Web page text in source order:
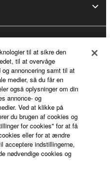
til at sikre den
til at overvåge
annoncering samt til at
medier, så du får en
også oplysninger om din
annonce- og
Ved at klikke på
du brugen af cookies og
for cookies" for at få
eller for at ændre
acceptere indstillingerne,
nødvendige cookies og